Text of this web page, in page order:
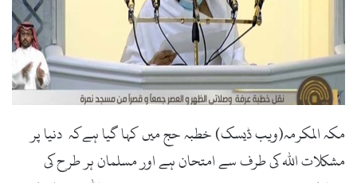
مکہ المکرمہ(ویب ڈیسک) خطبہ حج میں کہا گیا ہےکہ دنیا پر
مشکلات اللہ کی طرف سے امتحان ہے اور مسلمان ہر طرح کی